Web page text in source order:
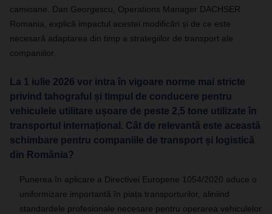
camioane. Dan Georgescu, Operations Manager DACHSER
Romania, explică impactul acestei modificări și de ce este
necesară adaptarea din timp a strategiilor de transport ale
companiilor.
La 1 iulie 2026 vor intra în vigoare norme mai stricte
privind tahograful și timpul de conducere pentru
vehiculele utilitare ușoare de peste 2,5 tone utilizate în
transportul internațional. Cât de relevantă este această
schimbare pentru companiile de transport și logistică
din România?
Punerea în aplicare a Directivei Europene 1054/2020 aduce o
uniformizare importantă în piața transporturilor, aliniind
standardele profesionale necesare pentru operarea vehiculelor